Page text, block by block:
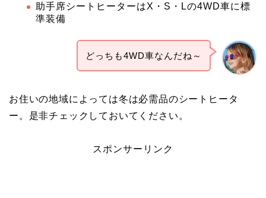
助手席シートヒーターはX・S・Lの4WD車に標
準装備
どっちも4WD車なんだね～
お住いの地域によっては冬は必需品のシートヒータ
ー。是非チェックしておいてください。
スポンサーリンク